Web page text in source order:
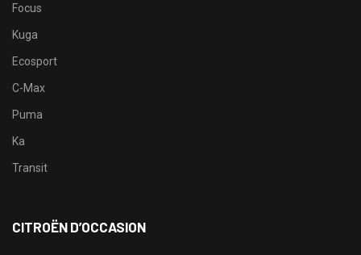
Focus
Kuga
Ecosport
C-Max
Puma
Ka
Transit
CITROËN D’OCCASION